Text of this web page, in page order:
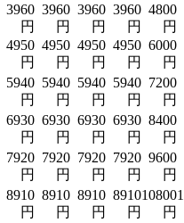
3960
円
3960
円
3960
円
3960
円
4800
円
4950
円
4950
円
4950
円
4950
円
6000
円
5940
円
5940
円
5940
円
5940
円
7200
円
6930
円
6930
円
6930
円
6930
円
8400
円
7920
円
7920
円
7920
円
7920
円
9600
円
8910
円
8910
円
8910
円
8910
円
10800
円